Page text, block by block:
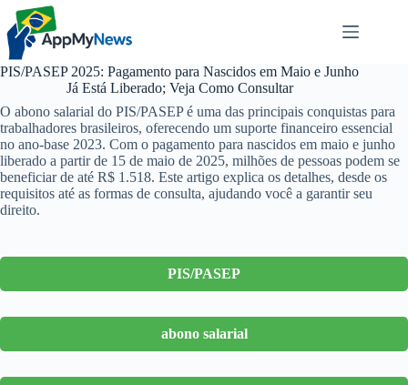
Pular
para
conteúdo
PIS/PASEP 2025: Pagamento para Nascidos em Maio e Junho
Já Está Liberado; Veja Como Consultar
O abono salarial do PIS/PASEP é uma das principais conquistas para
trabalhadores brasileiros, oferecendo um suporte financeiro essencial
no ano-base 2023. Com o pagamento para nascidos em maio e junho
liberado a partir de 15 de maio de 2025, milhões de pessoas podem se
beneficiar de até R$ 1.518. Este artigo explica os detalhes, desde os
requisitos até as formas de consulta, ajudando você a garantir seu
direito.
PIS/PASEP
abono salarial